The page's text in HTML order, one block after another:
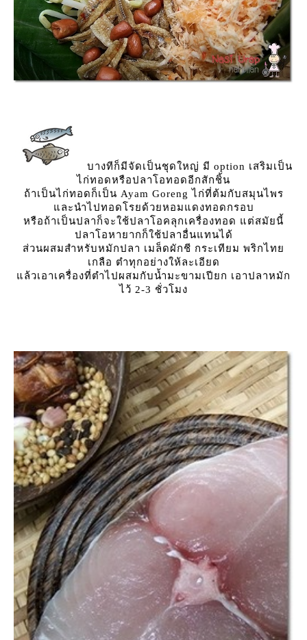
บางทีก็มีจัดเป็นชุดใหญ่ มี option เสริมเป็น
ไก่ทอดหรือปลาโอทอดอีกสักชิ้น
ถ้าเป็นไก่ทอดก็เป็น Ayam Goreng ไก่ที่ต้มกับสมุนไพร
ละนำไปทอดโรยด้วยหอมแดงทอดกรอบ
หรือถ้าเป็นปลาก็จะใช้ปลาโอคลุกเครื่องทอด แต่สมัยนี้
ปลาโอหายากก็ใช้ปลาอื่นแทนได้
ส่วนผสมสำหรับหมักปลา เมล็ดผักชี กระเทียม พริกไท
เกลือ ตำทุกอย่างให้ละเอียด
ล้วเอาเครื่องที่ตำไปผสมกับน้ำมะขามเปียก เอาปลาหมัก
ไว้ 2-3 ชั่วโมง